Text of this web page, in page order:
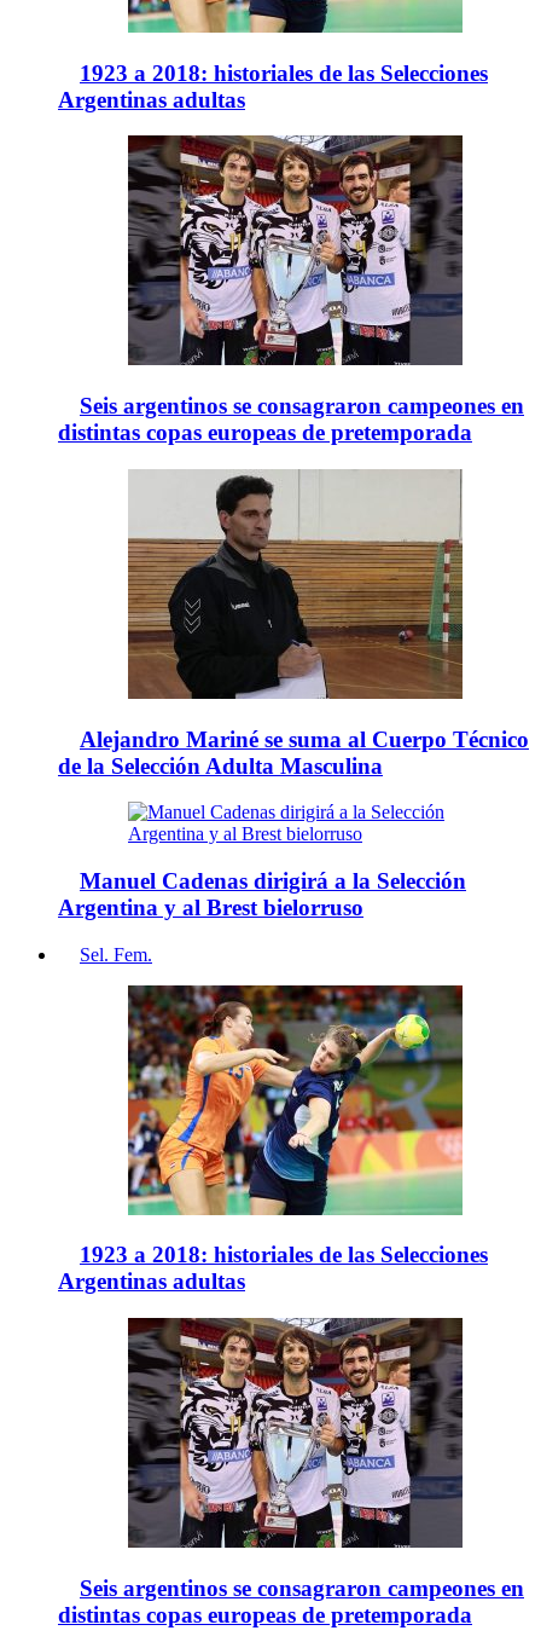
1923 a 2018: historiales de las Selecciones
Argentinas adultas
Seis argentinos se consagraron campeones en
distintas copas europeas de pretemporada
Alejandro Mariné se suma al Cuerpo Técnico
de la Selección Adulta Masculina
Manuel Cadenas dirigirá a la Selección
Argentina y al Brest bielorruso
Sel. Fem.
1923 a 2018: historiales de las Selecciones
Argentinas adultas
Seis argentinos se consagraron campeones en
distintas copas europeas de pretemporada